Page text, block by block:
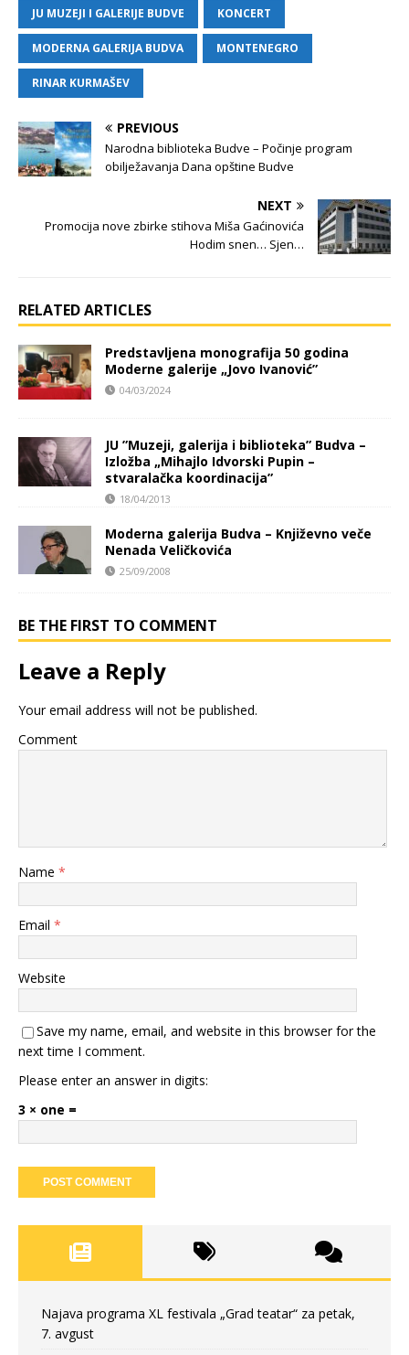
JU MUZEJI I GALERIJE BUDVE KONCERT
MODERNA GALERIJA BUDVA MONTENEGRO
RINAR KURMAŠEV
PREVIOUS
Narodna biblioteka Budve – Počinje program
obilježavanja Dana opštine Budve
NEXT
Promocija nove zbirke stihova Miša Gaćinovića
Hodim snen… Sjen…
RELATED ARTICLES
Predstavljena monografija 50 godina
Moderne galerije „Jovo Ivanović”
04/03/2024
JU ”Muzeji, galerija i biblioteka” Budva –
Izložba „Mihajlo Idvorski Pupin –
stvaralačka koordinacija”
18/04/2013
Moderna galerija Budva – Književno veče
Nenada Veličkovića
25/09/2008
BE THE FIRST TO COMMENT
Leave a Reply
Your email address will not be published.
Comment
Name *
Email *
Website
Save my name, email, and website in this browser for the
next time I comment.
Please enter an answer in digits:
3 × one =
Najava programa XL festivala „Grad teatar“ za petak,
7. avgust